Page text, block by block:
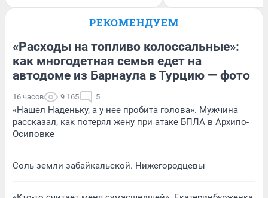
РЕКОМЕНДУЕМ
«Расходы на топливо колоссальные»:
как многодетная семья едет на
автодоме из Барнаула в Турцию — фото
16 часов 9 165 5
«Нашел Наденьку, а у нее пробита голова». Мужчина
рассказал, как потерял жену при атаке БПЛА в Архипо-
Осиповке
Соль земли забайкальской. Нижегородцевы